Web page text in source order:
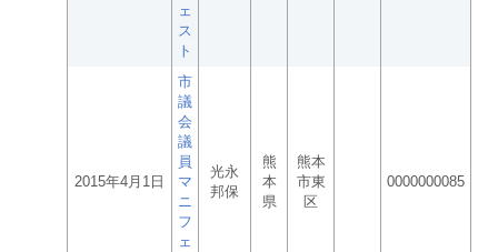
ェ
ス
ト
2015年4月1日
市
議
会
議
員
マ
ニ
フ
ェ
光永
邦保
熊
本
県
熊本
市東
区
0000000085